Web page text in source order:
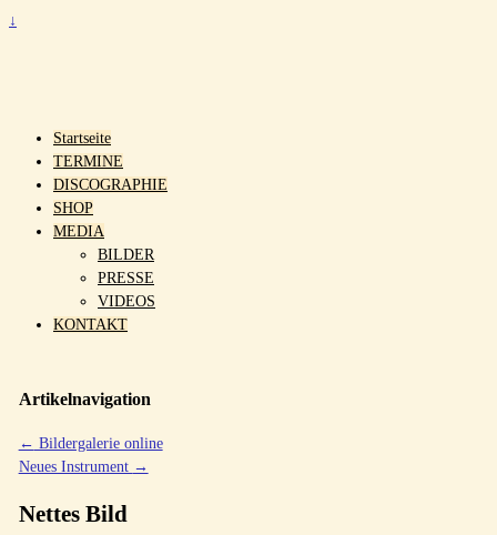
↓
Startseite
TERMINE
DISCOGRAPHIE
SHOP
MEDIA
BILDER
PRESSE
VIDEOS
KONTAKT
Artikelnavigation
← Bildergalerie online
Neues Instrument →
Nettes Bild